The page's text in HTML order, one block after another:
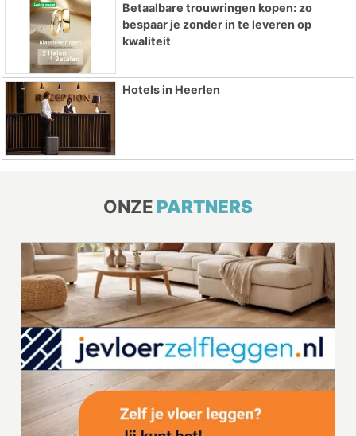
Betaalbare trouwringen kopen: zo
bespaar je zonder in te leveren op
kwaliteit
Hotels in Heerlen
ONZE PARTNERS